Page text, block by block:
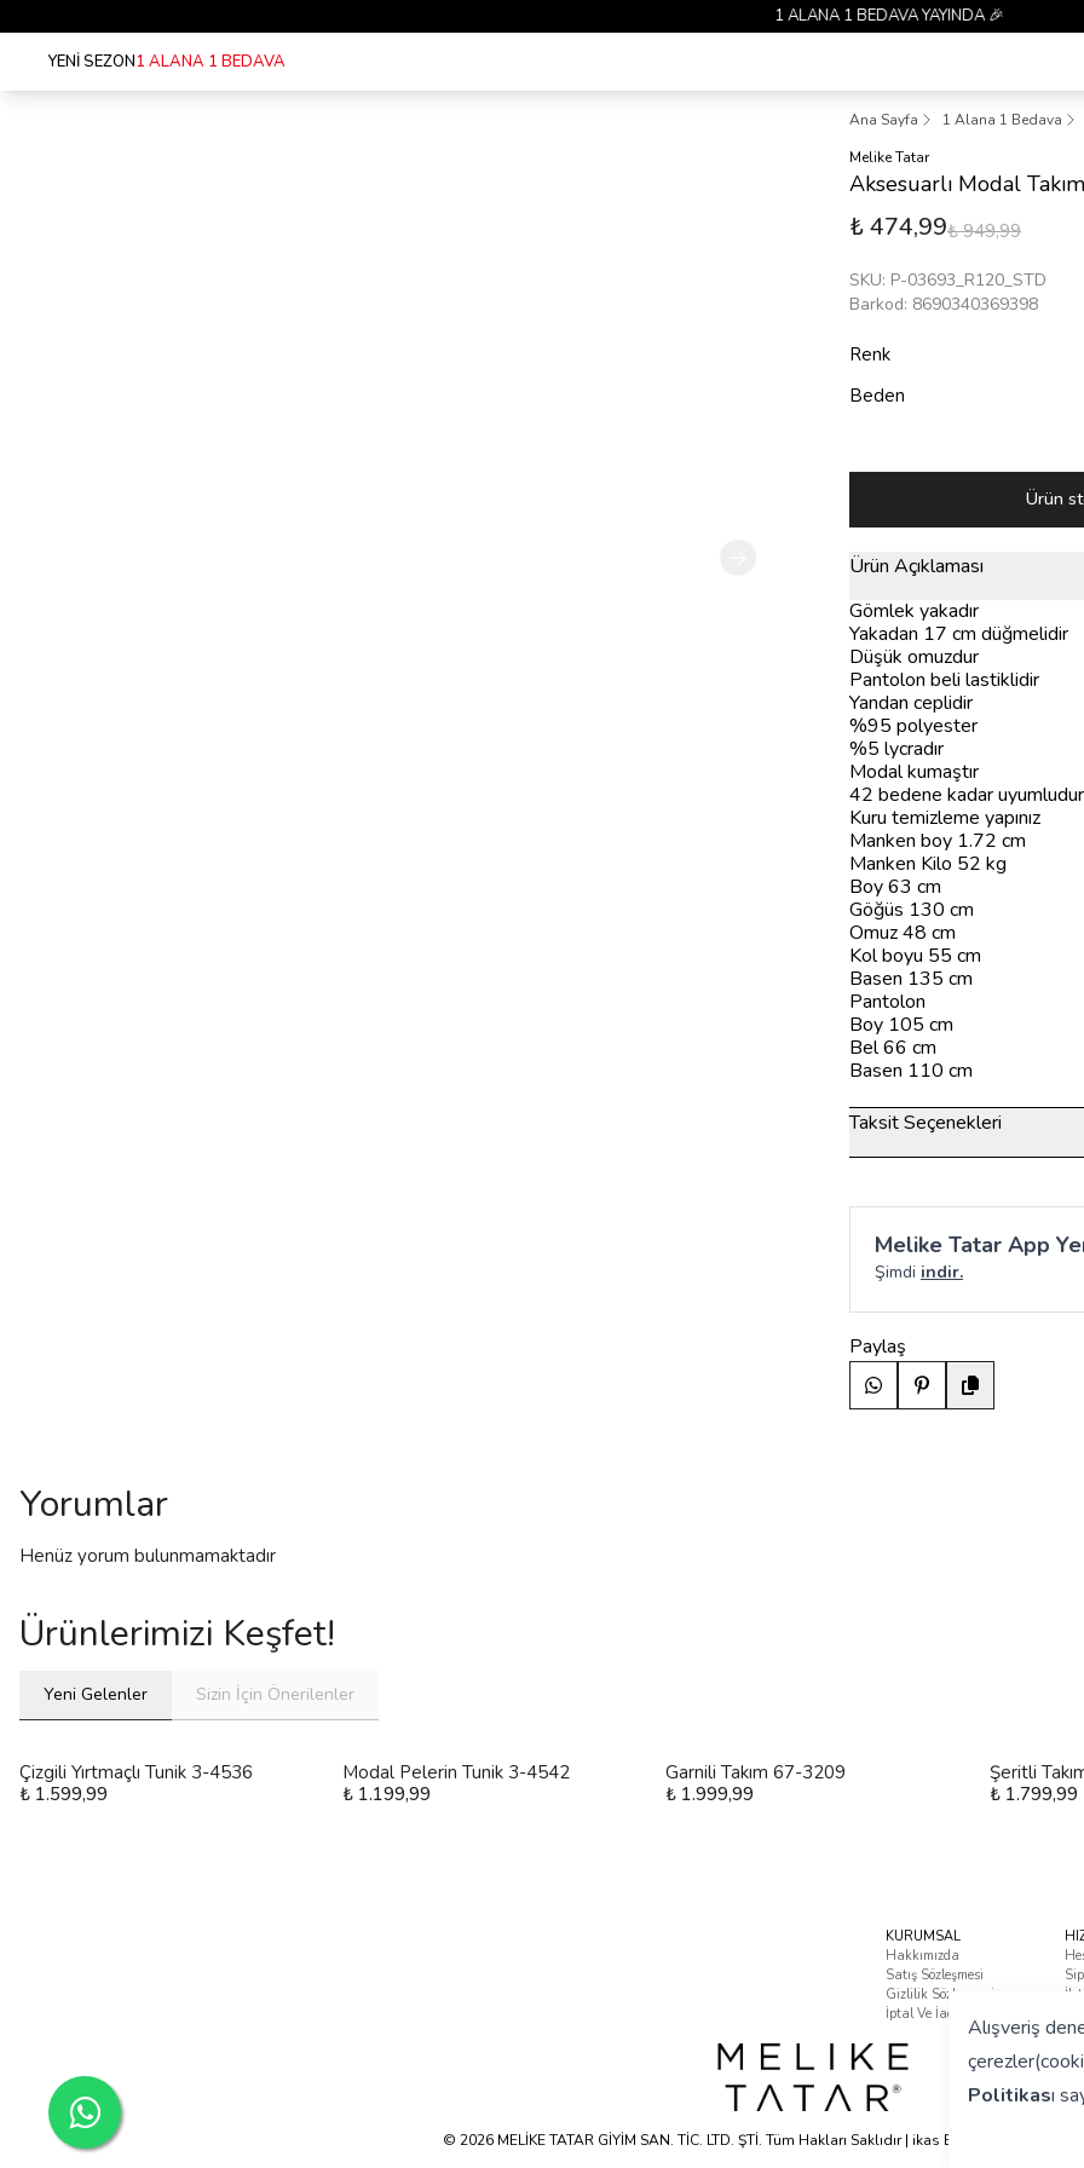
Alışveriş
Politikası
1 ALANA 1 BEDAVA YAYINDA 🎉
YENİ SEZON1 ALANA 1 BEDAVA
Ana Sayfa 1 Alana 1 Bedava
Melike Tatar
Aksesuarlı Modal
₺ 474,99₺ 949,99
SKU: P-03693_R120_STD
Barkod: 8690340369398
Renk
Beden
Ürün
Ürün Açıklaması
Gömlek yakadır
Yakadan 17 cm düğmelidir
Düşük omuzdur
Pantolon beli lastiklidir
Yandan ceplidir
%95 polyester
%5 lycradır
Modal kumaştır
42 bedene kadar uyumludur
Kuru temizleme yapınız
Manken boy 1.72 cm
Manken Kilo 52 kg
Boy 63 cm
Göğüs 130 cm
Omuz 48 cm
Kol boyu 55 cm
Basen 135 cm
Pantolon
Boy 105 cm
Bel 66 cm
Basen 110 cm
Taksit Seçenekleri
Melike Tatar App
Şimdi indir.
Paylaş
Yorumlar
Henüz yorum bulunmamaktadır
Ürünlerimizi Keşfet!
Yeni Gelenler Sizin İçin Önerilenler
Çizgili Yırtmaçlı Tunik 3-4536
₺ 1.599,99
Modal Pelerin Tunik 3-4542
₺ 1.199,99
Garnili Takım 67-3209
₺ 1.999,99
Şeritli
₺ 1.799,99
KURUMSAL
Hakkımızda
Satış Sözleşmesi
Gizlilik Sözleşmesi
İptal Ve İade Koşulları
© 2026 MELİKE TATAR GİYİM SAN. TİC. LTD. ŞTİ. Tüm Hakları Saklıdır | ikas E-ticaret Altyapısyla